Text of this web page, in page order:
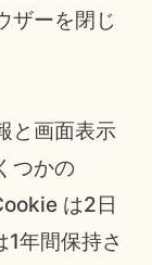
ザーを閉じ
と画面表示
つかの
は2日
年間保持さ